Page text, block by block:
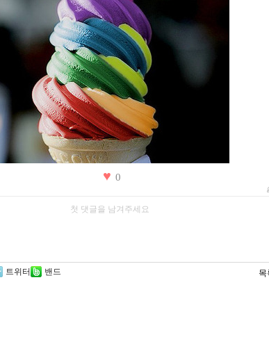
0
트위터 밴드 목